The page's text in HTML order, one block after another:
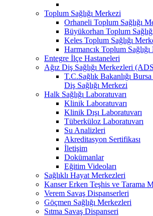
Toplum Sağlığı Merkezi
Orhaneli Toplum Sağlığı
Büyükorhan Toplum
Keles Toplum Sağlığı
Harmancık Toplum
Entegre İlçe Hastaneleri
Ağız Diş Sağlığı Merkezleri
T.C.Sağlık Bakanlığı
Diş Sağlığı Merkezi
Halk Sağlığı Laboratuvarı
Klinik Laboratuvarı
Klinik Dışı Laboratuvarı
Tüberküloz Laboratuvarı
Su Analizleri
Akreditasyon Sertifikası
İletişim
Dokümanlar
Eğitim Videoları
Sağlıklı Hayat Merkezleri
Kanser Erken Teşhis ve Tarama
Verem Savaş Dispanserleri
Göçmen Sağlığı Merkezleri
Sıtma Savaş Dispanseri